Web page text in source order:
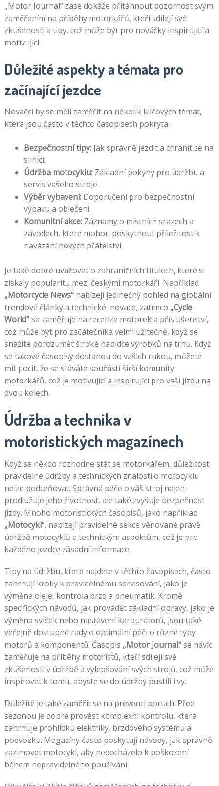
„Motor Journal“ zase dokáže přitáhnout pozornost svým
zaměřením na příběhy motorkářů, kteří sdílejí své
zkušenosti a tipy, což může být pro nováčky inspirující a
motivující.
Důležité aspekty a témata pro
začínající jezdce
Nováčci by se měli zaměřit na několik klíčových témat,
která jsou často v těchto časopisech pokryta:
Bezpečnostní tipy:Jak správně jezdit a chránit se na
silnici.
Údržba motocyklu:Základní pokyny pro údržbu a
servis vašeho stroje.
Výběr vybavení:Doporučení pro bezpečnostní
výbavu a oblečení.
Komunitní akce:Záznamy o místních srazech a
závodech, které mohou poskytnout příležitost k
navázání nových přátelství.
Je také dobré uvažovat o zahraničních titulech, které si
získaly popularitu mezi českými motorkáři. Například
„Motorcycle News“nabízejí jedinečný pohled na globální
trendové články a technické inovace, zatímco „Cycle
World“se zaměřuje na recenze motorek a příslušenství,
což může být pro začátečníka velmi užitečné, když se
snažíte porozumět široké nabídce výrobků na trhu. Když
se takové časopisy dostanou do vašich rukou, můžete
mít pocit, že se stáváte součástí širší komunity
motorkářů, což je motivující a inspirující pro vaši jízdu na
dvou kolech.
Údržba a technika v
motoristických magazínech
Když se někdo rozhodne stát se motorkářem, důležitost
pravidelné údržby a technických znalostí o motocyklu
nelze podceňovat. Správná péče o váš stroj nejen
prodlužuje jeho životnost, ale také zvyšuje bezpečnost
jízdy. Mnoho motoristických časopisů, jako například
„Motocykl“, nabízejí pravidelné sekce věnované právě
údržbě motocyklů a technickým aspektům, což je pro
každého jezdce zásadní informace.
Tipy na údržbu, které najdete v těchto časopisech, často
zahrnují kroky k pravidelnému servisování, jako je
výměna oleje, kontrola brzd a pneumatik. Kromě
specifických návodů, jak provádět základní opravy, jako je
výměna svíček nebo nastavení karburátorů, jsou také
veřejně dostupné rady o optimální péči o různé typy
motorů a komponentů. Časopis „Motor Journal“se navíc
zaměřuje na příběhy motoristů, kteří sdílejí své
zkušenosti v údržbě a vylepšování svých strojů, což může
inspirovat k tomu, abyste se do údržby pustili i vy.
Důležité je také zaměřit se na prevenci poruch. Před
sezonou je dobré provést komplexní kontrolu, která
zahrnuje prohlídku elektriky, brzdového systému a
podvozku. Magazíny často poskytují návody, jak správně
zazimovat motocykl, aby nedocházelo k poškození
během nepravidelného používání.